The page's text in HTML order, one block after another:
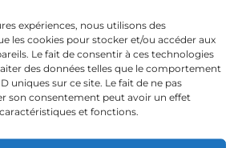
expériences, nous utilisons des
les cookies pour stocker et/ou accéder aux
Le fait de consentir à ces technologies
des données telles que le comportement
uniques sur ce site. Le fait de ne pas
son consentement peut avoir un effet
et fonctions.